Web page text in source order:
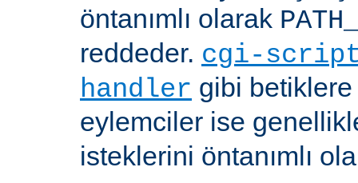
öntanımlı olarak
reddeder. cgi-
handler gibi
eylemciler ise
isteklerini öntanımlı